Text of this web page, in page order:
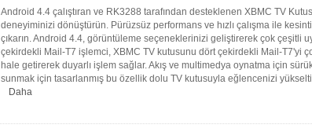
Android 4.4 çalıştıran ve RK3288 tarafından desteklenen XBMC TV
deneyiminizi dönüştürün. Pürüzsüz performans ve hızlı çalışma ile
çıkarın. Android 4.4, görüntüleme seçeneklerinizi geliştirerek çok çeşitli
çekirdekli Mail-T7 işlemci, XBMC TV kutusunu dört çekirdekli Mail-T7'yi
hale getirerek duyarlı işlem sağlar. Akış ve multimedya oynatma için
sunmak için tasarlanmış bu özellik dolu TV kutusuyla eğlencenizi
Daha